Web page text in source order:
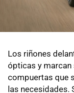
Los riñones
ópticas y marcan
compuertas que
las necesidades.